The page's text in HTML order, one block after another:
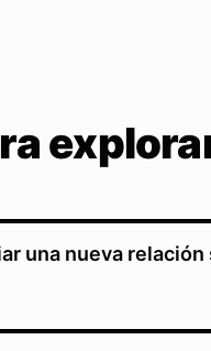
una nueva relación